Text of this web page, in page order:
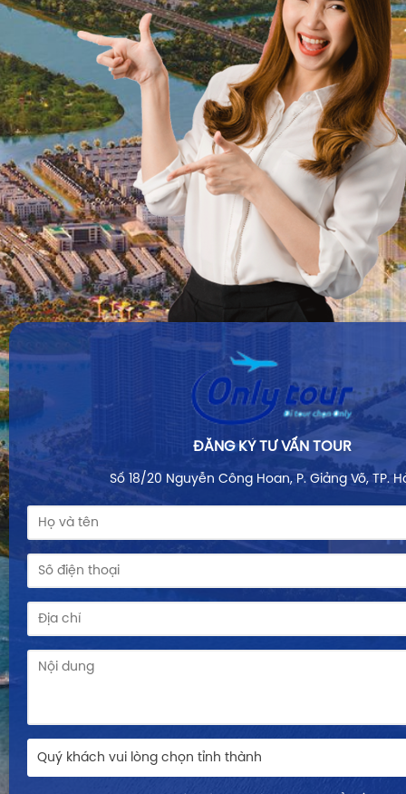
ĐĂNG KÝ TƯ VẤN TOUR
Số 18/20 Nguyễn Công Hoan, P. Giảng Võ, TP.
Quý khách vui lòng chọn tỉnh thành